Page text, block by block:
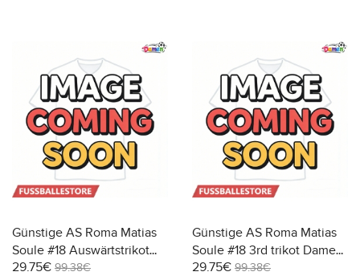
Günstige AS Roma Matias
Soule #18 Auswärtstrikot
Damen 2025-26 Kurzarm
29.75€ 99.38€
Günstige AS Roma Matias
Soule #18 3rd trikot Damen
2025-26 Kurzarm
29.75€ 99.38€